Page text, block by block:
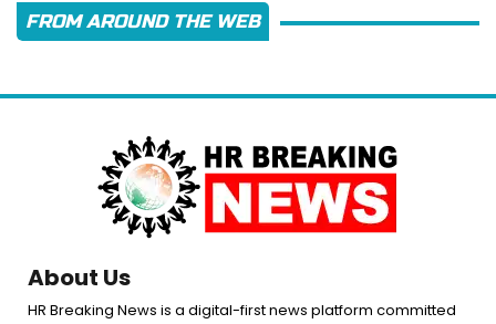
FROM AROUND THE WEB
About Us
HR Breaking News is a digital-first news platform committed